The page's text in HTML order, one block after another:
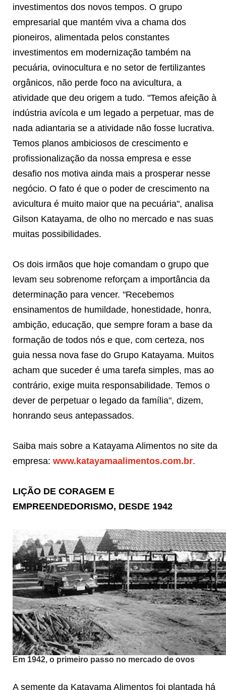
investimentos dos novos tempos. O grupo
empresarial que mantém viva a chama dos
pioneiros, alimentada pelos constantes
investimentos em modernização também na
pecuária, ovinocultura e no setor de fertilizantes
orgânicos, não perde foco na avicultura, a
atividade que deu origem a tudo. "Temos afeição à
indústria avícola e um legado a perpetuar, mas de
nada adiantaria se a atividade não fosse lucrativa.
Temos planos ambiciosos de crescimento e
profissionalização da nossa empresa e esse
desafio nos motiva ainda mais a prosperar nesse
negócio. O fato é que o poder de crescimento na
avicultura é muito maior que na pecuária", analisa
Gilson Katayama, de olho no mercado e nas suas
muitas possibilidades.
Os dois irmãos que hoje comandam o grupo que
levam seu sobrenome reforçam a importância da
determinação para vencer. "Recebemos
ensinamentos de humildade, honestidade, honra,
ambição, educação, que sempre foram a base da
formação de todos nós e que, com certeza, nos
guia nessa nova fase do Grupo Katayama. Muitos
acham que suceder é uma tarefa simples, mas ao
contrário, exige muita responsabilidade. Temos o
dever de perpetuar o legado da família", dizem,
honrando seus antepassados.
Saiba mais sobre a Katayama Alimentos no site da
empresa: www.katayamaalimentos.com.br.
LIÇÃO DE CORAGEM E
EMPREENDEDORISMO, DESDE 1942
Em 1942, o primeiro passo no mercado de ovos
A semente da Katayama Alimentos foi plantada há